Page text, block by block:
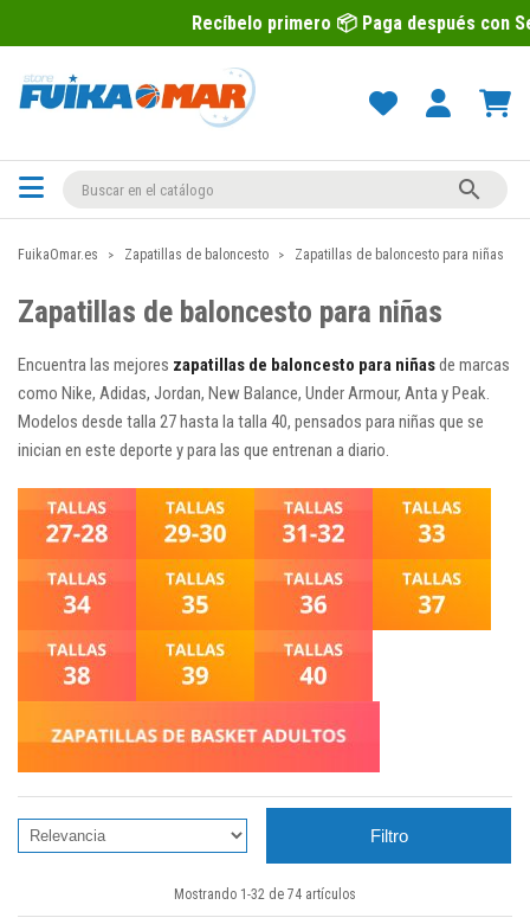
Recíbelo primero 📦 Paga después con Sequra 💶

FuikaOmar.es Zapatillas de baloncesto Zapatillas de baloncesto para niñas
Zapatillas de baloncesto para niñas
Encuentra las mejores zapatillas de baloncesto para niñasde marcas
como Nike, Adidas, Jordan, New Balance, Under Armour, Anta y Peak.
Modelos desde talla 27 hasta la talla 40, pensados para niñas que se
inician en este deporte y para las que entrenan a diario.
Filtro
Mostrando 1-32 de 74 artículos